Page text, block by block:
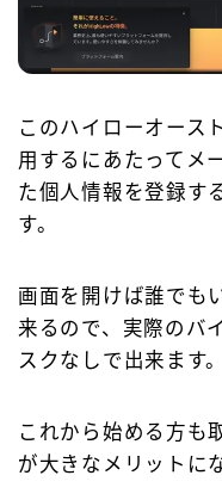
このハイローオース
用するにあたってメ
た個人情報を登録す
す。
画面を開けば誰でも
来るので、実際のバ
スクなしで出来ます。
これから始める方も
が大きなメリットに